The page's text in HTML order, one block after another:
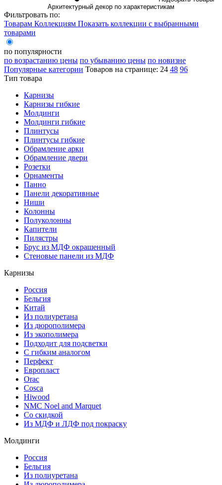
Архитектурный декор по характеристикам
Фильтровать по:
Товарам Коллекциям Показать коллекции с выбранными
товарами
по популярности
по возрастанию цены по убыванию цены по новизне
Популярные категории Товаров на странице: 24 48 96
Тип товара
Карнизы
Карнизы гибкие
Молдинги
Молдинги гибкие
Плинтусы
Плинтусы гибкие
Обрамление арки
Обрамление двери
Розетки
Орнаменты
Панно
Панели декоративные
Ниши
Колонны
Полуколонны
Капители
Пилястры
Брус из МДФ окрашенный
Стеновые панели из МДФ
Карнизы
Россия
Бельгия
Китай
Из полиуретана
Из дюрополимера
Из экополимера
Подходит для подсветки
С гибким аналогом
Перфект
Европласт
Orac
Cosca
Hiwood
NMC Noel and Marquet
Со скидкой
Из МДФ и ЛДФ под покраску
Молдинги
Россия
Бельгия
Из полиуретана